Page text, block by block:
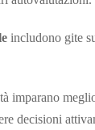
includono gite
imparano
decisioni